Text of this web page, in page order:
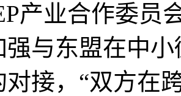
业合作委员
强与东盟在中
对接，“双方在